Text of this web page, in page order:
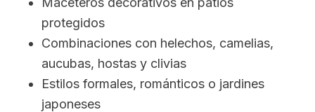
protegidos
Combinaciones con helechos, camelias,
aucubas, hostas y clivias
Estilos formales, románticos o jardines
japoneses